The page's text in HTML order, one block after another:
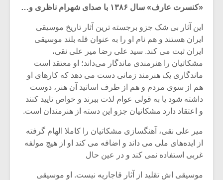
«کنسرت عارف» سال ۱۳۸۶ با صدای شهرام ناظری و…
این آثار بی شک جزو برجسته ترین آثار تاریخ موسیقی
ایران هستند و هم نام او را به عنوان قله‌ بلند موسیقی
ایران ثبت می کند. سید علی رضا میر علی نقی،
مشکاتیان را هنرمندی ماندگار می‌داند؛ او معتقد است
ماندگاری یک هنرمند زمانی دست می دهد که کارهای او
هم از سوی مردم و هم از طرف اساتید آن هنر، دوست
داشته شود یا به قولی عوام لذت ببرند و خواص تایید کنند
و اعتقاد دارد مشکاتیان جزو این دسته از هنرمندان است.
میر علی نقی، آهنگسازی مشکاتیان را کاملا الهام گرفته
از ایده‌های ملی می داند و اضافه می کند او از هیچ مولفه
غربی استفاده نمی کند و در عین حال
موسیقی اش تقلید از آثار قاجاریه نیست. او موسیقی
میکلوش روژا موریس ژار